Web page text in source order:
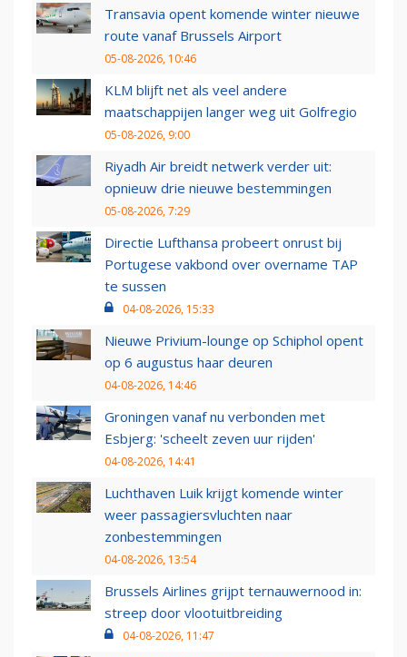
Transavia opent komende winter nieuwe
route vanaf Brussels Airport
05-08-2026, 10:46
KLM blijft net als veel andere
maatschappijen langer weg uit Golfregio
05-08-2026, 9:00
Riyadh Air breidt netwerk verder uit:
opnieuw drie nieuwe bestemmingen
05-08-2026, 7:29
Directie Lufthansa probeert onrust bij
Portugese vakbond over overname TAP
te sussen
04-08-2026, 15:33
Nieuwe Privium-lounge op Schiphol opent
op 6 augustus haar deuren
04-08-2026, 14:46
Groningen vanaf nu verbonden met
Esbjerg: 'scheelt zeven uur rijden'
04-08-2026, 14:41
Luchthaven Luik krijgt komende winter
weer passagiersvluchten naar
zonbestemmingen
04-08-2026, 13:54
Brussels Airlines grijpt ternauwernood in:
streep door vlootuitbreiding
04-08-2026, 11:47